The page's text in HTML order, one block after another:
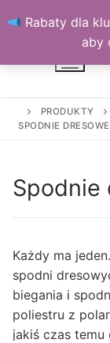
Rabaty dla
aby
do
PRODUKTY
SPODNIE DRESOWE
Spodnie
Każdy ma
spodni
biegania i
poliestru z
jakiś czas temu